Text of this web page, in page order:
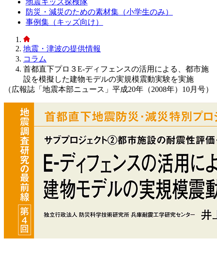
地震キッズ探検隊
防災・減災のための素材集（小学生のみ）
事例集（キッズ向け）
地震・津波の提供情報
コラム
首都直下プロ３E-ディフェンスの活用による、都市施
設を模擬した建物モデルの実規模震動実験を実施
（広報誌「地震本部ニュース」平成20年（2008年）10月号）